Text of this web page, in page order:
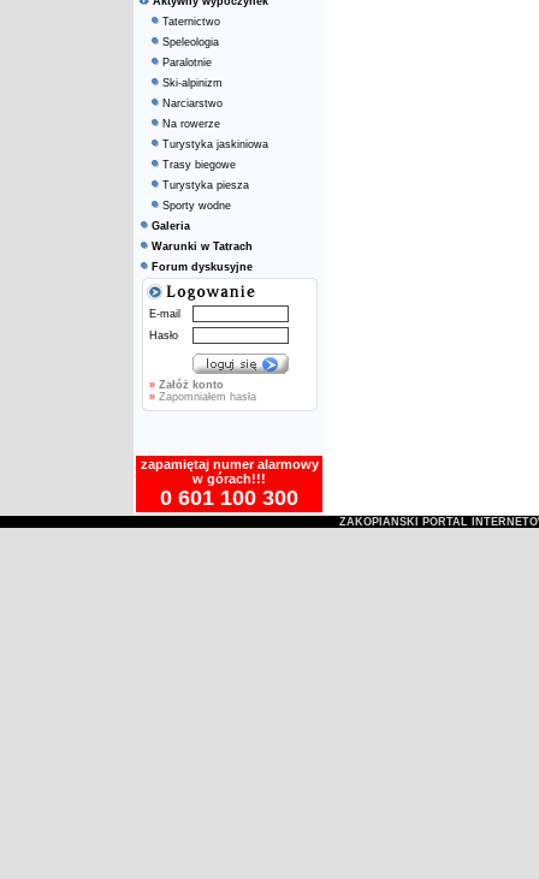
Taternictwo
Speleologia
Paralotnie
Ski-alpinizm
Narciarstwo
Na rowerze
Turystyka jaskiniowa
Trasy biegowe
Turystyka piesza
Sporty wodne
Galeria
Warunki w Tatrach
Forum dyskusyjne
E-mail
Hasło
» Załóż konto
»Zapomniałem hasła
zapamiętaj numer alarmowy
w górach!!!
0 601 100 300
ZAKOPIAŃSKI PORTAL